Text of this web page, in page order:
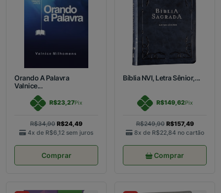
Orando A Palavra
Valnice...
R$23,27Pix
R$34,90 R$24,49
4x de R$6,12 sem juros
Comprar
Bíblia NVI, Letra Sênior,...
R$149,62Pix
R$249,90 R$157,49
8x de R$22,84 no cartão
Comprar